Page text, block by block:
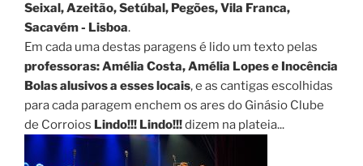
Seixal, Azeitão, Setúbal, Pegões, Vila Franca,
Sacavém - Lisboa.
Em cada uma destas paragens é lido um texto pelas
professoras: Amélia Costa, Amélia Lopes e Inocência
Bolas alusivos a esses locais, e as cantigas escolhidas
para cada paragem enchem os ares do Ginásio Clube
de Corroios Lindo!!! Lindo!!!dizem na plateia...